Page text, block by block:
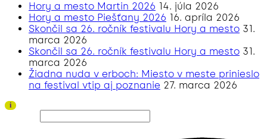
Hory a mesto Martin 2026 14. júla 2026
Hory a mesto Piešťany 2026 16. apríla 2026
Skončil sa 26. ročník festivalu Hory a mesto 31.
marca 2026
Skončil sa 26. ročník festivalu Hory a mesto 31.
marca 2026
Žiadna nuda v erboch: Miesto v meste prinieslo
na festival vtip aj poznanie 27. marca 2026
i